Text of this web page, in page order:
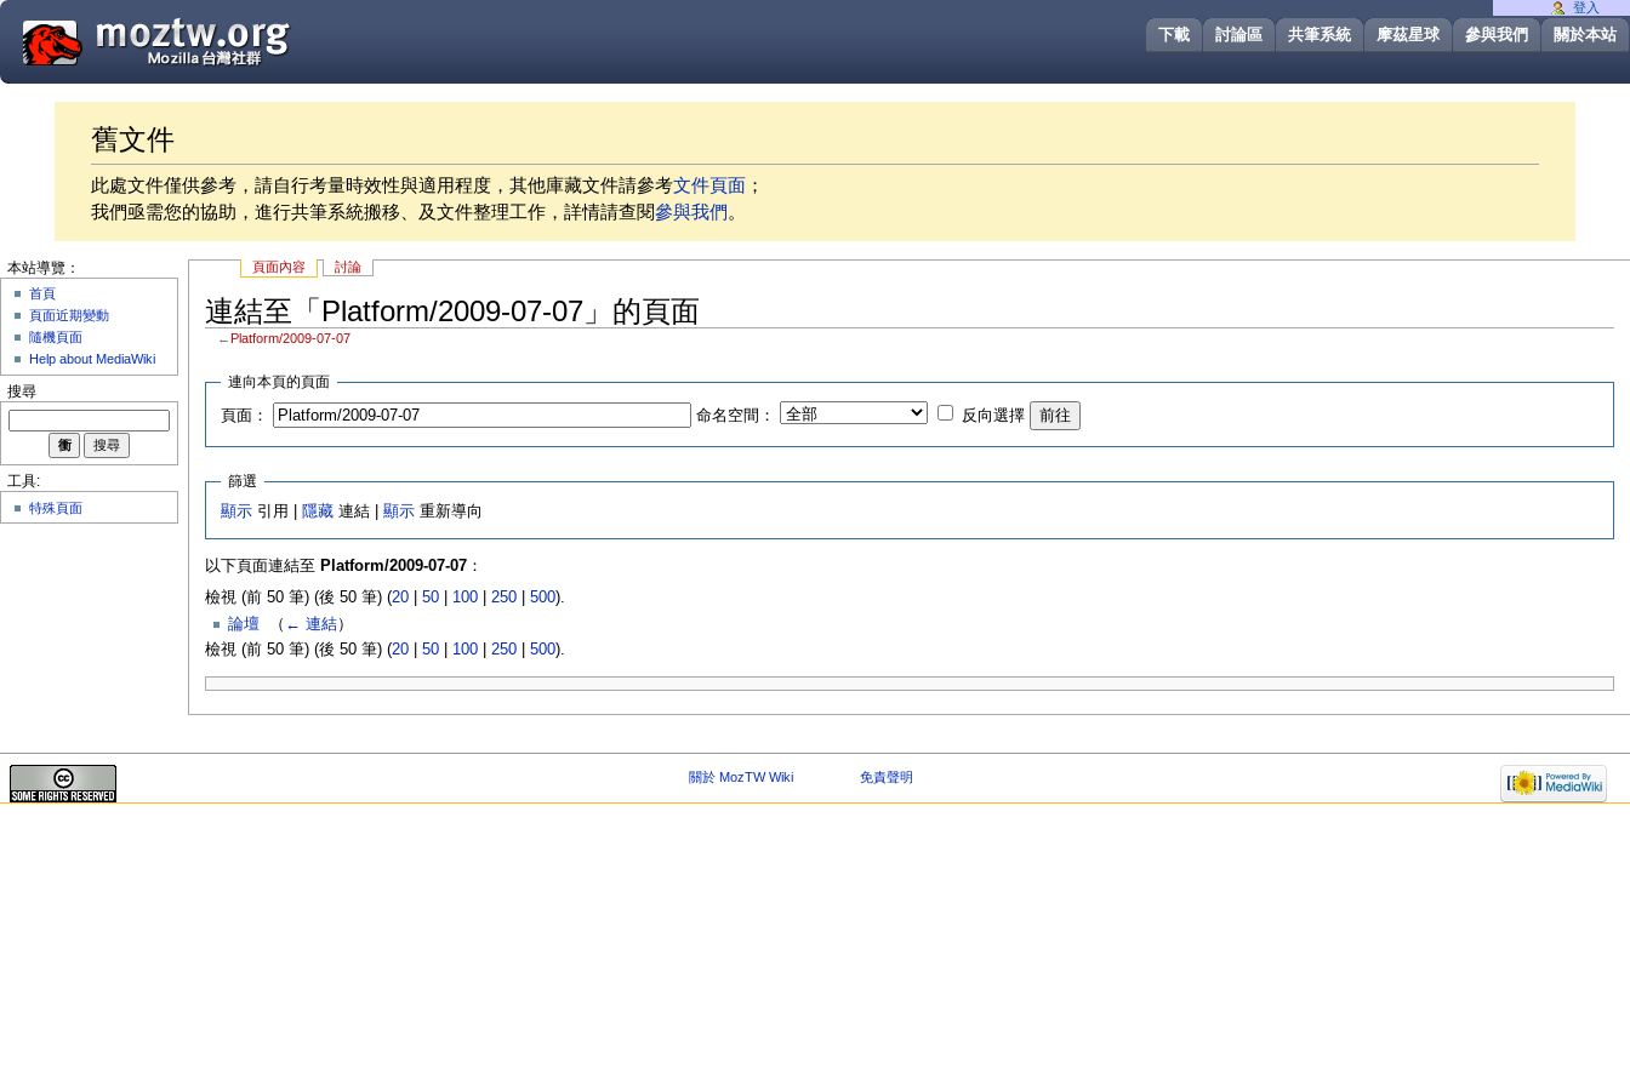
關於本站
參與我們
摩茲星球
共筆系統
討論區
下載
舊文件
此處文件僅供參考，請自行考量時效性與適用程度，其他庫藏文件請參考文件頁面 ；
我們亟需您的協助，進行共筆系統搬移、及文件整理工作，詳情請查閱參與我們。
頁面內容 討論
連結至「Platform/2009-07-07」的頁面
← Platform/2009-07-07
連向本頁的頁面
頁面： 命名空間： 反向選擇
篩選
顯示 引用 | 隱藏 連結 |顯示 重新導向
以下頁面連結至 Platform/2009-07-07：
檢視 (前 50 筆) (後 50 筆) (20| 50| 100| 250| 500).
論壇
（ ← 連結）
檢視 (前 50 筆) (後 50 筆) (20| 50| 100| 250| 500).
登入
本站導覽：
首頁
頁面近期變動
隨機頁面
Help about MediaWiki
搜尋
工具:
特殊頁面
關於 MozTW Wiki 免責聲明